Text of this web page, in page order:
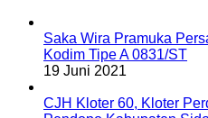
Saka Wira Pramuka
Kodim Tipe A 0831/ST
19 Juni 2021
CJH Kloter 60, Kloter